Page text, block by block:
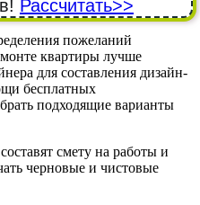
Рассчитать>>
пожеланий
квартиры лучше
для составления дизайн-
бесплатных
подходящие варианты
смету на работы и
черновые и чистовые